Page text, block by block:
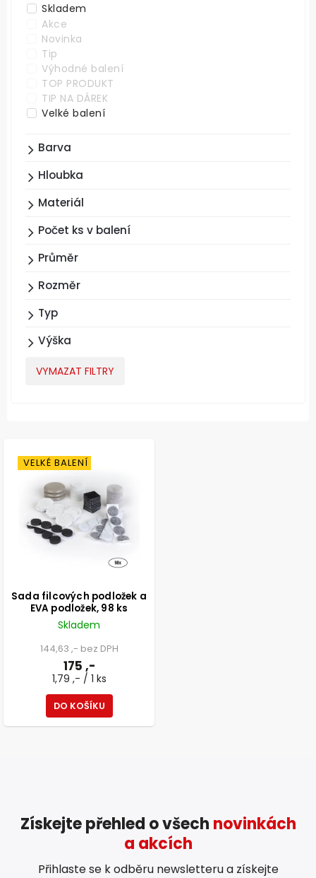
Skladem
Akce
Novinka
Tip
Výhodné balení
TOP PRODUKT
TIP NA DÁREK
Velké balení
Barva
Hloubka
Materiál
Počet ks v balení
Průměr
Rozměr
Typ
Výška
VYMAZAT FILTRY
VELKÉ BALENÍ
Sada filcových podložek a
EVA podložek, 98 ks
Skladem
144,63 ,- bez DPH
175 ,-
1,79 ,- / 1 ks
DO KOŠÍKU
Získejte přehled o všech novinkách
a akcích
Přihlaste se k odběru newsletteru a získejte